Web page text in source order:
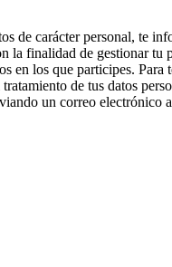
de carácter personal,
finalidad de gestionar tu
en los que
de tus datos
un correo electrónico a